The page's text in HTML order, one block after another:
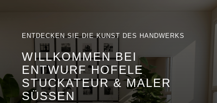
ENTDECKEN SIE DIE KUNST DES HANDWERKS
WILLKOMMEN BEI
ENTWURF HOFELE
STUCKATEUR & MALER
SÜSSEN